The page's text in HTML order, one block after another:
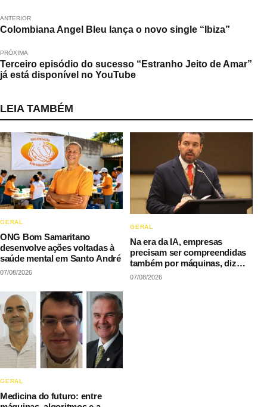
ANTERIOR
Colombiana Angel Bleu lança o novo single “Ibiza”
PRÓXIMA
Terceiro episódio do sucesso “Estranho Jeito de Amar”
já está disponível no YouTube
LEIA TAMBÉM
GERAL
ONG Bom Samaritano
desenvolve ações voltadas à
saúde mental em Santo André
07/08/2026
GERAL
Na era da IA, empresas
precisam ser compreendidas
também por máquinas, diz
LAQI
07/08/2026
GERAL
Medicina do futuro: entre